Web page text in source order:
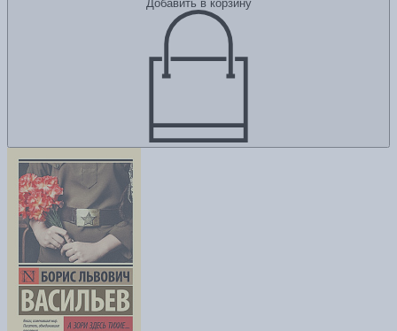
Добавить в корзину